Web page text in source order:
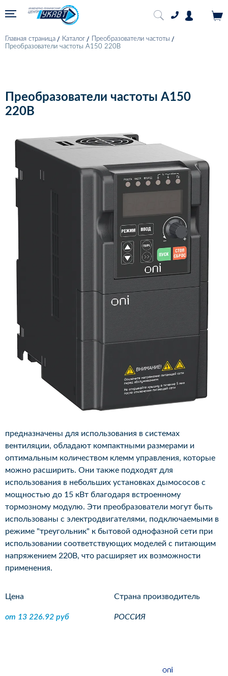
Главная страница Каталог
Преобразователи частоты
Преобразователи частоты А150 220В
Преобразователи частоты А150
220В
предназначены для использования в системах
вентиляции, обладают компактными размерами и
оптимальным количеством клемм управления, которые
можно расширить. Они также подходят для
использования в небольших установках дымососов с
мощностью до 15 кВт благодаря встроенному
тормозному модулю. Эти преобразователи могут быть
использованы с электродвигателями, подключаемыми в
режиме "треугольник" к бытовой однофазной сети при
использовании соответствующих моделей с питающим
напряжением 220В, что расширяет их возможности
применения.
Цена
от 13 226.92 руб
Страна производитель
РОССИЯ